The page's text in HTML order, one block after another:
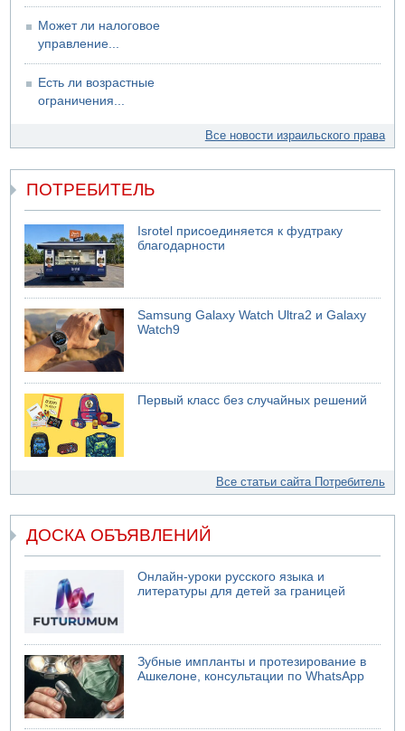
Может ли налоговое
управление...
Есть ли возрастные
ограничения...
Все новости израильского права
ПОТРЕБИТЕЛЬ
Isrotel присоединяется к фудтраку
благодарности
Samsung Galaxy Watch Ultra2 и Galaxy
Watch9
Первый класс без случайных решений
Все статьи сайта Потребитель
ДОСКА ОБЪЯВЛЕНИЙ
Онлайн-уроки русского языка и
литературы для детей за границей
Зубные импланты и протезирование в
Ашкелоне, консультации по WhatsApp